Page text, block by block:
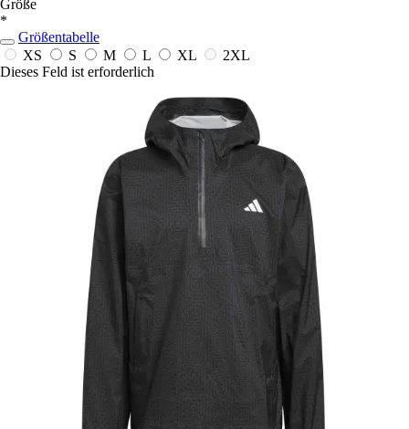
Größe
*
Größentabelle
XS
S M L XL
2XL
Dieses Feld ist erforderlich